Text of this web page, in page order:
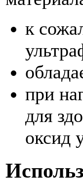
к
при
для
оксид